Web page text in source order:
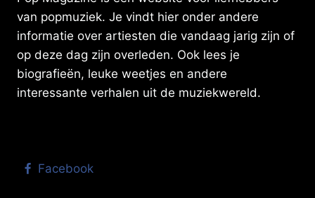
KARAKTERISTIEKE
ROCKGELUID
GAF
van popmuziek. Je vindt hier onder andere
informatie over artiesten die vandaag jarig zijn of
op deze dag zijn overleden. Ook lees je
biografieën, leuke weetjes en andere
interessante verhalen uit de muziekwereld.
Facebook